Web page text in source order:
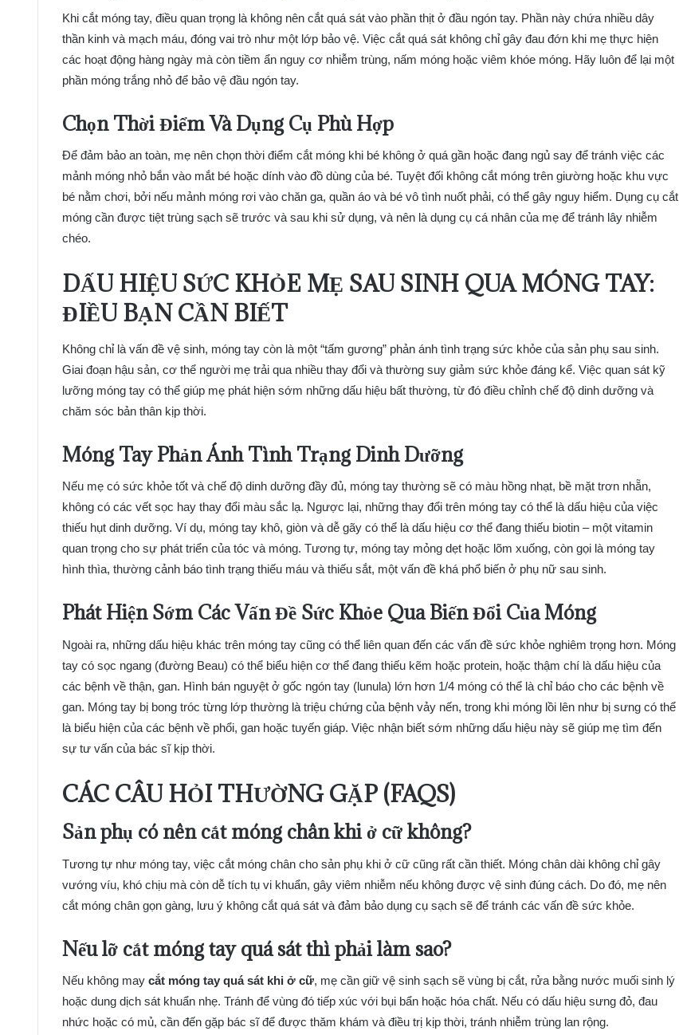
Khi cắt móng tay, điều quan trọng là không nên cắt quá sát vào phần thịt ở đầu ngón tay. Phần này chứa nhiều dây
thần kinh và mạch máu, đóng vai trò như một lớp bảo vệ. Việc cắt quá sát không chỉ gây đau đớn khi mẹ thực hiện
các hoạt động hàng ngày mà còn tiềm ẩn nguy cơ nhiễm trùng, nấm móng hoặc viêm khóe móng. Hãy luôn để lại một
phần móng trắng nhỏ để bảo vệ đầu ngón tay.
Chọn Thời Điểm Và Dụng Cụ Phù Hợp
Để đảm bảo an toàn, mẹ nên chọn thời điểm cắt móng khi bé không ở quá gần hoặc đang ngủ say để tránh việc các
mảnh móng nhỏ bắn vào mắt bé hoặc dính vào đồ dùng của bé. Tuyệt đối không cắt móng trên giường hoặc khu vực
bé nằm chơi, bởi nếu mảnh móng rơi vào chăn ga, quần áo và bé vô tình nuốt phải, có thể gây nguy hiểm. Dụng cụ cắt
móng cần được tiệt trùng sạch sẽ trước và sau khi sử dụng, và nên là dụng cụ cá nhân của mẹ để tránh lây nhiễm
chéo.
DẤU HIỆU SỨC KHỎE MẸ SAU SINH QUA MÓNG TAY:
ĐIỀU BẠN CẦN BIẾT
Không chỉ là vấn đề vệ sinh, móng tay còn là một “tấm gương” phản ánh tình trạng sức khỏe của sản phụ sau sinh.
Giai đoạn hậu sản, cơ thể người mẹ trải qua nhiều thay đổi và thường suy giảm sức khỏe đáng kể. Việc quan sát kỹ
lưỡng móng tay có thể giúp mẹ phát hiện sớm những dấu hiệu bất thường, từ đó điều chỉnh chế độ dinh dưỡng và
chăm sóc bản thân kịp thời.
Móng Tay Phản Ánh Tình Trạng Dinh Dưỡng
Nếu mẹ có sức khỏe tốt và chế độ dinh dưỡng đầy đủ, móng tay thường sẽ có màu hồng nhạt, bề mặt trơn nhẵn,
không có các vết sọc hay thay đổi màu sắc lạ. Ngược lại, những thay đổi trên móng tay có thể là dấu hiệu của việc
thiếu hụt dinh dưỡng. Ví dụ, móng tay khô, giòn và dễ gãy có thể là dấu hiệu cơ thể đang thiếu biotin – một vitamin
quan trọng cho sự phát triển của tóc và móng. Tương tự, móng tay mỏng dẹt hoặc lõm xuống, còn gọi là móng tay
hình thìa, thường cảnh báo tình trạng thiếu máu và thiếu sắt, một vấn đề khá phổ biến ở phụ nữ sau sinh.
Phát Hiện Sớm Các Vấn Đề Sức Khỏe Qua Biến Đổi Của Móng
Ngoài ra, những dấu hiệu khác trên móng tay cũng có thể liên quan đến các vấn đề sức khỏe nghiêm trọng hơn. Móng
tay có sọc ngang (đường Beau) có thể biểu hiện cơ thể đang thiếu kẽm hoặc protein, hoặc thậm chí là dấu hiệu của
các bệnh về thận, gan. Hình bán nguyệt ở gốc ngón tay (lunula) lớn hơn 1/4 móng có thể là chỉ báo cho các bệnh về
gan. Móng tay bị bong tróc từng lớp thường là triệu chứng của bệnh vảy nến, trong khi móng lồi lên như bị sưng có thể
là biểu hiện của các bệnh về phổi, gan hoặc tuyến giáp. Việc nhận biết sớm những dấu hiệu này sẽ giúp mẹ tìm đến
sự tư vấn của bác sĩ kịp thời.
CÁC CÂU HỎI THƯỜNG GẶP (FAQS)
Sản phụ có nên cắt móng chân khi ở cữ không?
Tương tự như móng tay, việc cắt móng chân cho sản phụ khi ở cữ cũng rất cần thiết. Móng chân dài không chỉ gây
vướng víu, khó chịu mà còn dễ tích tụ vi khuẩn, gây viêm nhiễm nếu không được vệ sinh đúng cách. Do đó, mẹ nên
cắt móng chân gọn gàng, lưu ý không cắt quá sát và đảm bảo dụng cụ sạch sẽ để tránh các vấn đề sức khỏe.
Nếu lỡ cắt móng tay quá sát thì phải làm sao?
Nếu không may cắt móng tay quá sát khi ở cữ, mẹ cần giữ vệ sinh sạch sẽ vùng bị cắt, rửa bằng nước muối sinh lý
hoặc dung dịch sát khuẩn nhẹ. Tránh để vùng đó tiếp xúc với bụi bẩn hoặc hóa chất. Nếu có dấu hiệu sưng đỏ, đau
nhức hoặc có mủ, cần đến gặp bác sĩ để được thăm khám và điều trị kịp thời, tránh nhiễm trùng lan rộng.